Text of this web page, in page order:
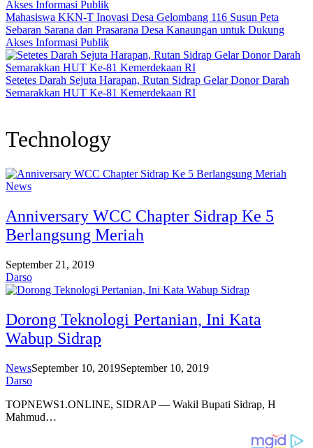
Mahasiswa KKN-T Inovasi Desa Gelombang 116 Susun Peta
Sebaran Sarana dan Prasarana Desa Kanaungan untuk Dukung
Akses Informasi Publik
Setetes Darah Sejuta Harapan, Rutan Sidrap Gelar Donor Darah
Semarakkan HUT Ke-81 Kemerdekaan RI
Technology
News
Anniversary WCC Chapter Sidrap Ke 5
Berlangsung Meriah
September 21, 2019
Darso
Dorong Teknologi Pertanian, Ini Kata
Wabup Sidrap
NewsSeptember 10, 2019September 10, 2019
Darso
TOPNEWS1.ONLINE, SIDRAP — Wakil Bupati Sidrap, H
Mahmud…